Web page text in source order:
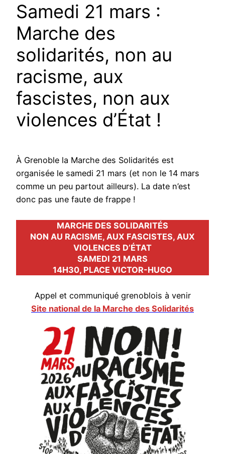
Samedi 21 mars :
Marche des
solidarités, non au
racisme, aux
fascistes, non aux
violences d’État !
À Grenoble la Marche des Solidarités est
organisée le samedi 21 mars (et non le 14 mars
comme un peu partout ailleurs). La date n’est
donc pas une faute de frappe !
MARCHE DES SOLIDARITÉS
NON AU RACISME, AUX FASCISTES, AUX
VIOLENCES D’ÉTAT
SAMEDI 21 MARS
14H30, PLACE VICTOR-HUGO
Appel et communiqué grenoblois à venir
Site national de la Marche des Solidarités